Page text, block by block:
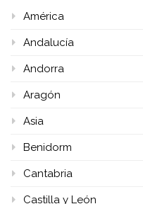
América
Andalucía
Andorra
Aragón
Asia
Benidorm
Cantabria
Castilla y León